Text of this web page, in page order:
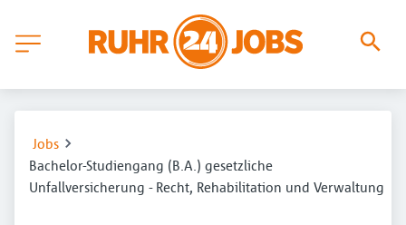
Jobs
Bachelor-Studiengang (B.A.) gesetzliche
Unfallversicherung - Recht, Rehabilitation und Verwaltung